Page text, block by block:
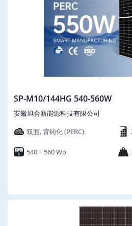
SP-M10/144HG 540-560W
安徽旭合新能源科技有限公司
双面, 背钝化 (PERC)
540 ~ 560 Wp